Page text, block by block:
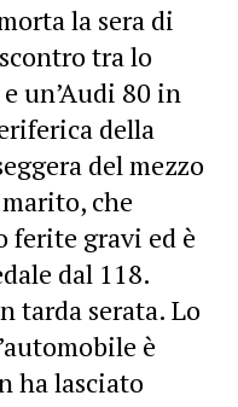
la sera di
tra lo
un’Audi 80 in
della
del mezzo
che
ferite gravi ed è
dal 118.
tarda serata. Lo
è
ha lasciato